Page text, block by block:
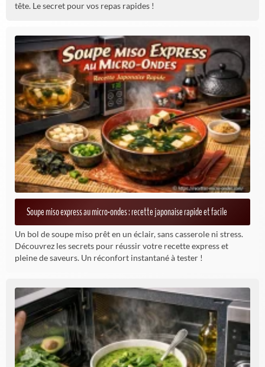
tête. Le secret pour vos repas rapides !
Soupe miso express au micro-ondes : recette japonaise rapide et facile
Un bol de soupe miso prêt en un éclair, sans casserole ni stress.
Découvrez les secrets pour réussir votre recette express et
pleine de saveurs. Un réconfort instantané à tester !